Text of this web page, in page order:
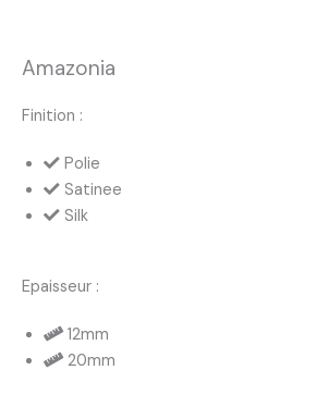
Amazonia
Finition :
Polie
Satinee
Silk
Epaisseur :
12mm
20mm